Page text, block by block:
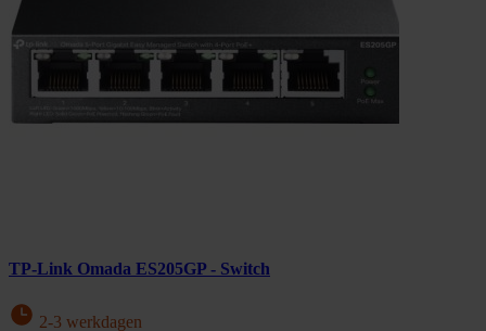
TP-Link Omada ES205GP - Switch
2-3 werkdagen